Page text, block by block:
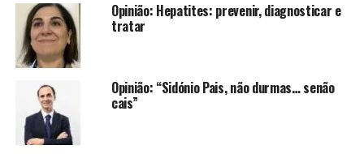
Opinião: Hepatites: prevenir, diagnosticar e
tratar
Opinião: “Sidónio Pais, não durmas… senão
cais”